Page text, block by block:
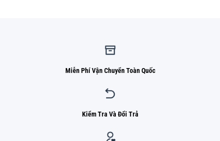
Miễn Phí Vận Chuyển Toàn Quốc
Kiểm Tra Và Đổi Trả